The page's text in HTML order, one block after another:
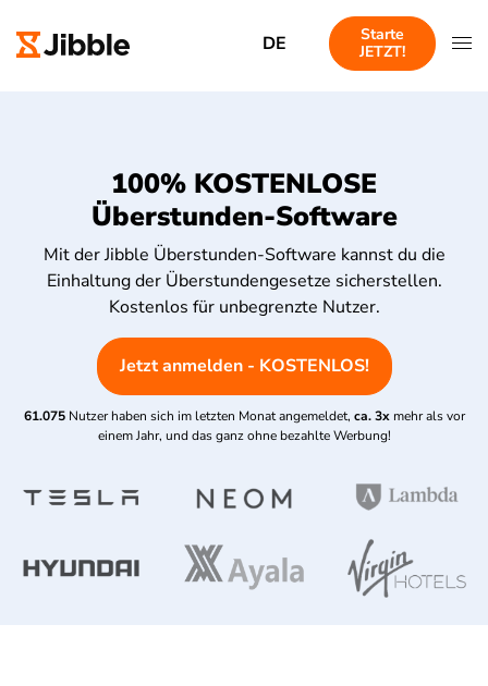
DE
Starte
JETZT!
100% KOSTENLOSE
Überstunden-Software
Mit der Jibble Überstunden-Software kannst du die
Einhaltung der Überstundengesetze sicherstellen.
Kostenlos für unbegrenzte Nutzer.
Jetzt anmelden - KOSTENLOS!
61.075 Nutzer haben sich im letzten Monat angemeldet, ca. 3x mehr als vor
einem Jahr, und das ganz ohne bezahlte Werbung!